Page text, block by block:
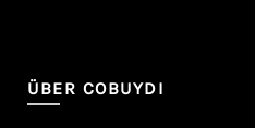
ÜBER COBUYDI